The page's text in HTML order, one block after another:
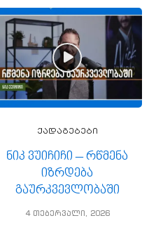
ქადაგებები
ნიკ ვუიჩიჩი – რწმენა
იზრდება
გაურკვევლობაში
4 თებერვალი, 2026